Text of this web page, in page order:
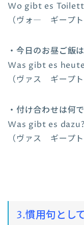
Wo gibt es
（ヴォ― ギープ
・今日のお昼ご飯
Was gibt es
（ヴァス ギープ
・付け合わせは何
Was gibt es dazu?
（ヴァス ギープ
3.慣用句とし